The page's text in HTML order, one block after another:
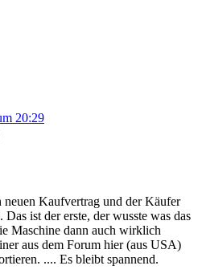
20:29
neuen Kaufvertrag und der Käufer
ist der erste, der wusste was das
Maschine dann auch wirklich
aus dem Forum hier (aus USA)
.... Es bleibt spannend.